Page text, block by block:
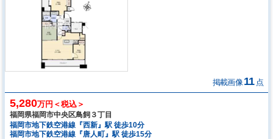
掲載画像 11 点
5,280万円＜税込＞
福岡県福岡市中央区鳥飼３丁目
福岡市地下鉄空港線『西新』駅 徒歩10分
福岡市地下鉄空港線『唐人町』駅 徒歩15分